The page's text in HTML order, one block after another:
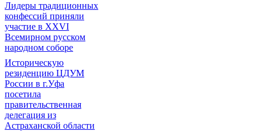
Лидеры традиционных
конфессий приняли
участие в XXVI
Всемирном русском
народном соборе
Историческую
резиденцию ЦДУМ
России в г.Уфа
посетила
правительственная
делегация из
Астраханской области